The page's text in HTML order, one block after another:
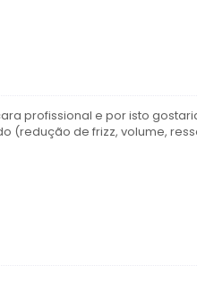
profissional e por isto
(redução de frizz, volume,